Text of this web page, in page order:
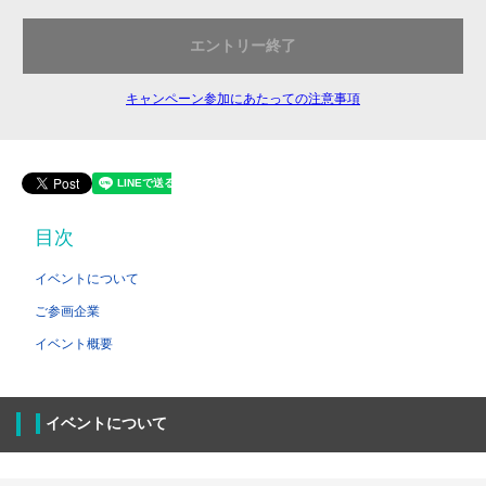
エントリー終了
キャンペーン参加にあたっての注意事項
目次
イベントについて
ご参画企業
イベント概要
イベントについて